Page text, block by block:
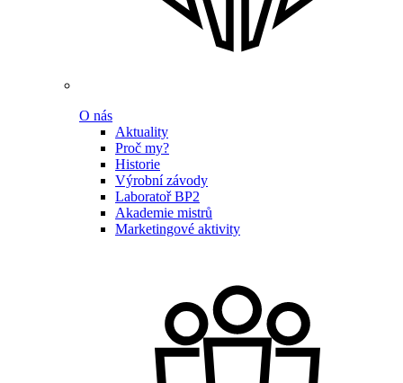
O nás
Aktuality
Proč my?
Historie
Výrobní závody
Laboratoř BP2
Akademie mistrů
Marketingové aktivity